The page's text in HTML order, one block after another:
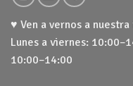
♥ Ven a vernos a
Lunes a viernes:
10:00–14:00